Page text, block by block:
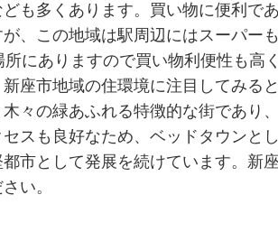
も多くあります。買い物に便利で
、この地域は駅周辺にはスーパー
所にありますので買い物利便性も高
座市地域の住環境に注目してみる
々の緑あふれる特徴的な街であり
スも良好なため、ベッドタウンと
市として発展を続けています。新
い。